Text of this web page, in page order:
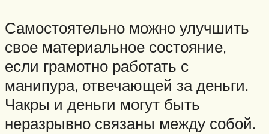
Самостоятельно можно улучшить
свое материальное состояние,
если грамотно работать с
манипура, отвечающей за деньги.
Чакры и деньги могут быть
неразрывно связаны между собой.